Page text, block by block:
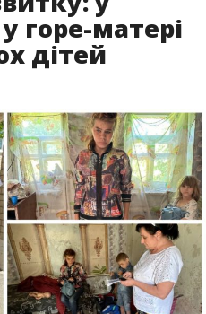
горе-матері
дітей